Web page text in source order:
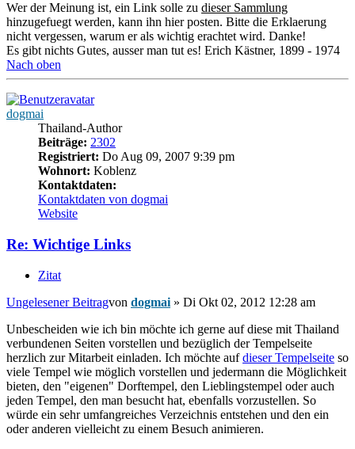
Wer der Meinung ist, ein Link solle zu dieser Sammlung
hinzugefuegt werden, kann ihn hier posten. Bitte die Erklaerung
nicht vergessen, warum er als wichtig erachtet wird. Danke!
Es gibt nichts Gutes, ausser man tut es! Erich Kästner, 1899 - 1974
Nach oben
dogmai
Thailand-Author
Beiträge: 2302
Registriert: Do Aug 09, 2007 9:39 pm
Wohnort: Koblenz
Kontaktdaten:
Kontaktdaten von dogmai
Website
Re: Wichtige Links
Zitat
Ungelesener Beitragvon dogmai » Di Okt 02, 2012 12:28 am
Unbescheiden wie ich bin möchte ich gerne auf diese mit Thailand
verbundenen Seiten vorstellen und bezüglich der Tempelseite
herzlich zur Mitarbeit einladen. Ich möchte aufdieser Tempelseite so
viele Tempel wie möglich vorstellen und jedermann die Möglichkeit
bieten, den "eigenen" Dorftempel, den Lieblingstempel oder auch
jeden Tempel, den man besucht hat, ebenfalls vorzustellen. So
würde ein sehr umfangreiches Verzeichnis entstehen und den ein
oder anderen vielleicht zu einem Besuch animieren.